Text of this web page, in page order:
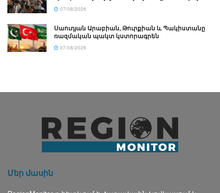
07/08/2026
Սաուդյան Արաբիան, Թուրքիան և Պակիստանը
ռազմական պակտ կստորագրեն
07/08/2026
Մեր մասին